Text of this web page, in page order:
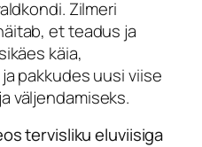
Zilmeri
et teadus ja
käia,
pakkudes uusi viise
väljendamiseks.
tervisliku eluviisiga